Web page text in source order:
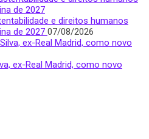
e direitos humanos
de 2027 07/08/2026
ex-Real Madrid, como novo